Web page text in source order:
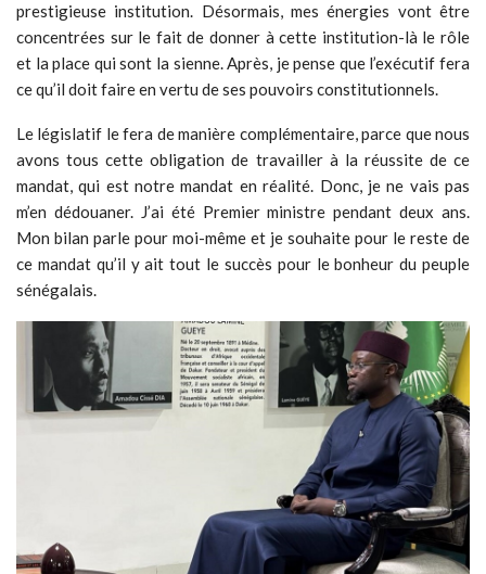
prestigieuse institution. Désormais, mes énergies vont être
concentrées sur le fait de donner à cette institution-là le rôle
et la place qui sont la sienne. Après, je pense que l’exécutif fera
ce qu’il doit faire en vertu de ses pouvoirs constitutionnels.
Le législatif le fera de manière complémentaire, parce que nous
avons tous cette obligation de travailler à la réussite de ce
mandat, qui est notre mandat en réalité. Donc, je ne vais pas
m’en dédouaner. J’ai été Premier ministre pendant deux ans.
Mon bilan parle pour moi-même et je souhaite pour le reste de
ce mandat qu’il y ait tout le succès pour le bonheur du peuple
sénégalais.